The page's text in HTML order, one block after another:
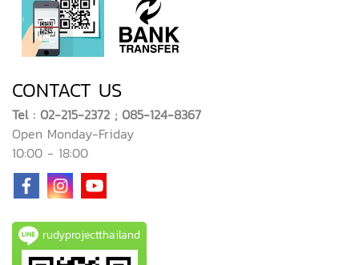
CONTACT US
Tel : 02-215-2372 ; 085-124-8367
Open Monday-Friday
10:00 - 18:00
rudyprojectthailand